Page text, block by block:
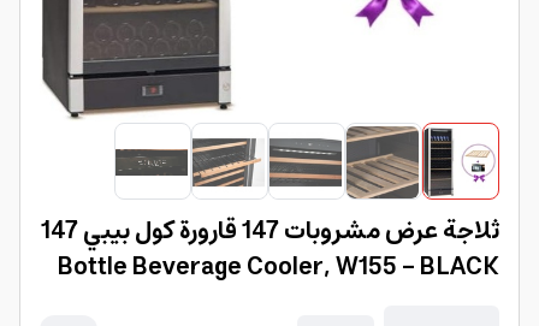
ثلاجة عرض مشروبات 147 قارورة كول بيبي 147
Bottle Beverage Cooler, W155 - BLACK